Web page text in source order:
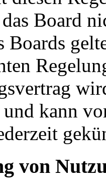
Board
Boards
und kann
von